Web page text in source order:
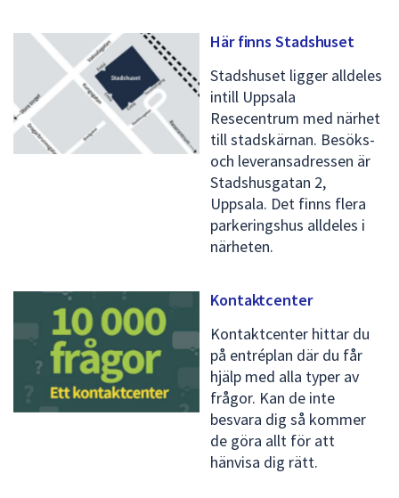
Här finns Stadshuset
Stadshuset ligger alldeles
intill Uppsala
Resecentrum med närhet
till stadskärnan. Besöks-
och leveransadressen är
Stadshusgatan 2,
Uppsala. Det finns flera
parkeringshus alldeles i
närheten.
Kontaktcenter
Kontaktcenter hittar du
på entréplan där du får
hjälp med alla typer av
frågor. Kan de inte
besvara dig så kommer
de göra allt för att
hänvisa dig rätt.